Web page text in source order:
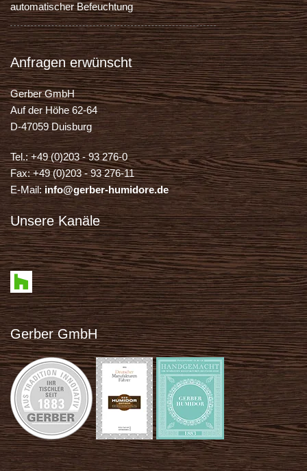
automatischer Befeuchtung
Anfragen erwünscht
Gerber GmbH
Auf der Höhe 62-64
D-47059 Duisburg
Tel.: +49 (0)203 - 93 276-0
Fax: +49 (0)203 - 93 276-11
E-Mail: info@gerber-humidore.de
Unsere Kanäle
Gerber GmbH